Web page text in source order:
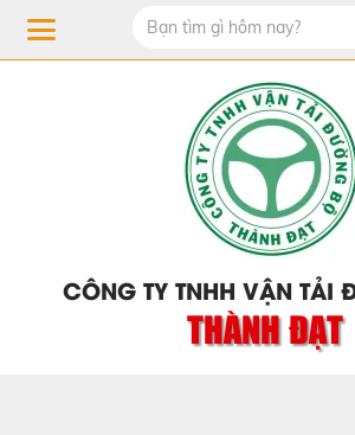
CÔNG TY TNHH VẬN TẢI
THÀNH ĐẠT